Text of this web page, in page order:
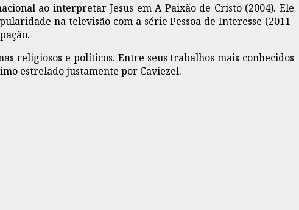
ao interpretar Jesus em A Paixão de Cristo (2004). Ele
na televisão com a série Pessoa de Interesse (2011-
religiosos e políticos. Entre seus trabalhos mais conhecidos
estrelado justamente por Caviezel.